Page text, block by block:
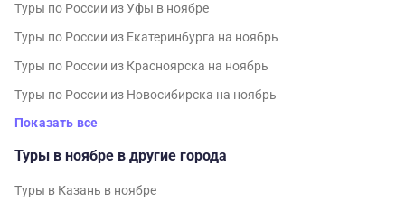
Туры по России из Уфы в ноябре
Туры по России из Екатеринбурга на ноябрь
Туры по России из Красноярска на ноябрь
Туры по России из Новосибирска на ноябрь
Показать все
Туры в ноябре в другие города
Туры в Казань в ноябре